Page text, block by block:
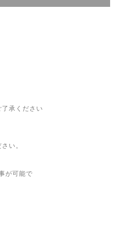
承ください
い。
が可能で